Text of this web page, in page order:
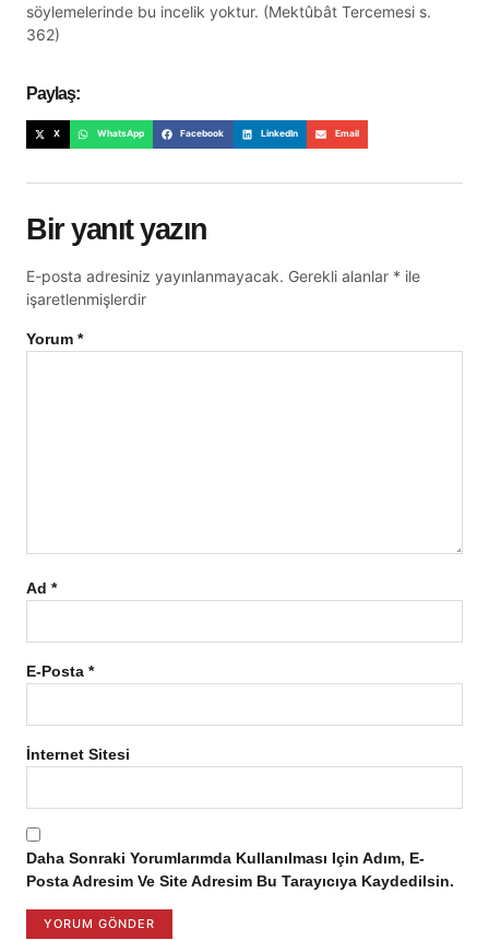
söylemelerinde bu incelik yoktur. (Mektûbât Tercemesi s.
362)
Paylaş:
X WhatsApp Facebook LinkedIn Email
Bir yanıt yazın
E-posta adresiniz yayınlanmayacak. Gerekli alanlar * ile
işaretlenmişlerdir
Yorum *
Ad *
E-Posta *
İnternet Sitesi
Daha Sonraki Yorumlarımda Kullanılması Için Adım, E-
Posta Adresim Ve Site Adresim Bu Tarayıcıya Kaydedilsin.